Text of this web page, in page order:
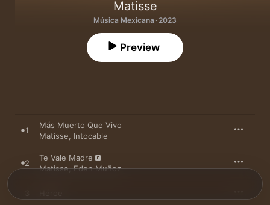
Matisse
Música Mexicana · 2023
Preview
1
Más Muerto Que Vivo
Matisse
Intocable
2
Te Vale Madre
Matisse,Eden Muñoz